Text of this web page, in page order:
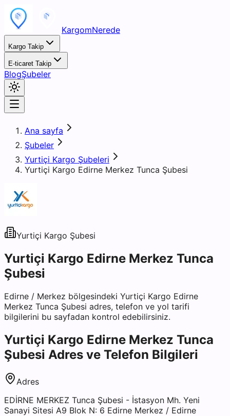
KargomNerede
Kargo Takip
E-ticaret Takip
BlogŞubeler
Ana sayfa
Şubeler
Yurtiçi Kargo Şubeleri
Yurtiçi Kargo Edirne Merkez Tunca Şubesi
Yurtiçi Kargo Şubesi
Yurtiçi Kargo Edirne Merkez Tunca
Şubesi
Edirne / Merkez bölgesindeki Yurtiçi Kargo Edirne
Merkez Tunca Şubesi adres, telefon ve yol tarifi
bilgilerini bu sayfadan kontrol edebilirsiniz.
Yurtiçi Kargo Edirne Merkez Tunca
Şubesi Adres ve Telefon Bilgileri
Adres
EDİRNE MERKEZ Tunca Şubesi - İstasyon Mh. Yeni
Sanayi Sitesi A9 Blok N: 6 Edirne Merkez / Edirne